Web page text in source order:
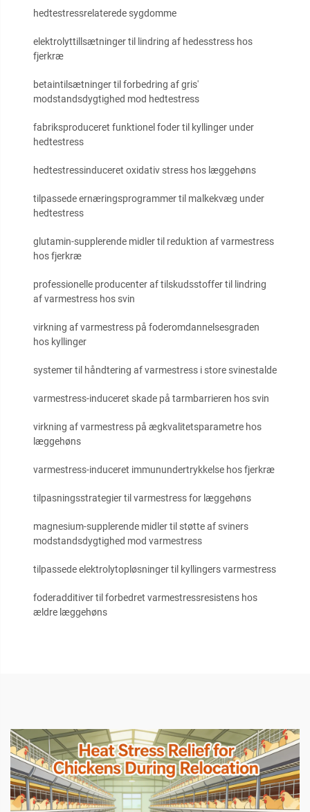
hedtestressrelaterede sygdomme
elektrolyttillsætninger til lindring af hedesstress hos
fjerkræ
betaintilsætninger til forbedring af gris'
modstandsdygtighed mod hedtestress
fabriksproduceret funktionel foder til kyllinger under
hedtestress
hedtestressinduceret oxidativ stress hos læggehøns
tilpassede ernæringsprogrammer til malkekvæg under
hedtestress
glutamin-supplerende midler til reduktion af varmestress
hos fjerkræ
professionelle producenter af tilskudsstoffer til lindring
af varmestress hos svin
virkning af varmestress på foderomdannelsesgraden
hos kyllinger
systemer til håndtering af varmestress i store svinestalde
varmestress-induceret skade på tarmbarrieren hos svin
virkning af varmestress på ægkvalitetsparametre hos
læggehøns
varmestress-induceret immunundertrykkelse hos fjerkræ
tilpasningsstrategier til varmestress for læggehøns
magnesium-supplerende midler til støtte af sviners
modstandsdygtighed mod varmestress
tilpassede elektrolytopløsninger til kyllingers varmestress
foderadditiver til forbedret varmestressresistens hos
ældre læggehøns